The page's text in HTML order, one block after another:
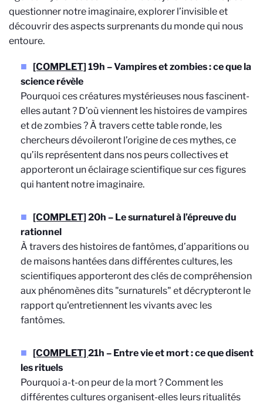
questionner notre imaginaire, explorer l’invisible et
découvrir des aspects surprenants du monde qui nous
entoure.
[COMPLET] 19h – Vampires et zombies : ce que la
science révèle
Pourquoi ces créatures mystérieuses nous fascinent-
elles autant ? D’où viennent les histoires de vampires
et de zombies ? À travers cette table ronde, les
chercheurs dévoileront l’origine de ces mythes, ce
qu’ils représentent dans nos peurs collectives et
apporteront un éclairage scientifique sur ces figures
qui hantent notre imaginaire.
[COMPLET] 20h – Le surnaturel à l’épreuve du
rationnel
À travers des histoires de fantômes, d’apparitions ou
de maisons hantées dans différentes cultures, les
scientifiques apporteront des clés de compréhension
aux phénomènes dits "surnaturels" et décrypteront le
rapport qu'entretiennent les vivants avec les
fantômes.
[COMPLET] 21h – Entre vie et mort : ce que disent
les rituels
Pourquoi a-t-on peur de la mort ? Comment les
différentes cultures organisent-elles leurs ritualités